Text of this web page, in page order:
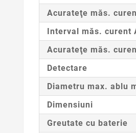
Acurateţe măs.
Interval măs. curent
Acurateţe măs.
Detectare
Diametru max. ablu
Dimensiuni
Greutate cu baterie